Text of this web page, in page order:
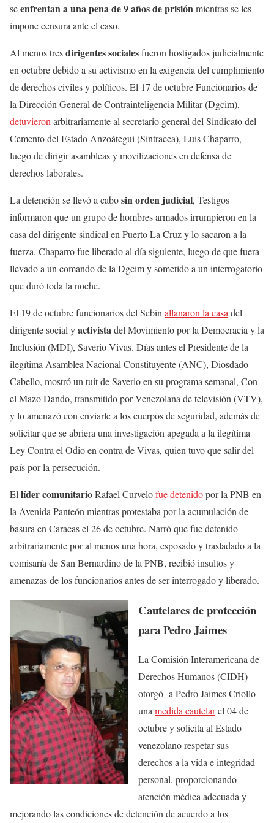
seenfrentan a una pena de 9 años de prisiónmientras se les
impone censura ante el caso.
Al menos tresdirigentes socialesfueron hostigados judicialmente
en octubre debido a su activismo en la exigencia del cumplimiento
de derechos civiles y políticos. El 17 de octubre Funcionarios de
la Dirección General de Contrainteligencia Militar (Dgcim),
detuvieron arbitrariamente al secretario general del Sindicato del
Cemento del Estado Anzoátegui (Sintracea), Luis Chaparro,
luego de dirigir asambleas y movilizaciones en defensa de
derechos laborales.
La detención se llevó a cabosin orden judicial, Testigos
informaron que un grupo de hombres armados irrumpieron en la
casa del dirigente sindical en Puerto La Cruz y lo sacaron a la
fuerza. Chaparro fue liberado al día siguiente, luego de que fuera
llevado a un comando de la Dgcim y sometido a un interrogatorio
que duró toda la noche.
El 19 de octubre funcionarios del Sebin allanaron la casa del
dirigente social yactivistadel Movimiento por la Democracia y la
Inclusión (MDI), Saverio Vivas. Días antes el Presidente de la
ilegítima Asamblea Nacional Constituyente (ANC), Diosdado
Cabello, mostró un tuit de Saverio en su programa semanal, Con
el Mazo Dando, transmitido por Venezolana de televisión (VTV),
y lo amenazó con enviarle a los cuerpos de seguridad, además de
solicitar que se abriera una investigación apegada a la ilegítima
Ley Contra el Odioen contra de Vivas, quien tuvo que salir del
país por la persecución.
El líder comunitarioRafael Curvelofue detenidopor la PNB en
la Avenida Panteón mientras protestaba por la acumulación de
basura en Caracas el 26 de octubre. Narró que fue detenido
arbitrariamente por al menos una hora, esposado y trasladado a la
comisaría de San Bernardino de la PNB, recibió insultos y
amenazas de los funcionarios antes de ser interrogado y liberado.
Cautelares de protección
para Pedro Jaimes
La Comisión Interamericana de
Derechos Humanos (CIDH)
otorgó a Pedro Jaimes Criollo
unamedida cautelarel 04 de
octubre y solicita al Estado
venezolano respetar sus
derechos a la vida e integridad
personal, proporcionando
atención médica adecuada y
mejorando las condiciones de detención de acuerdo a los